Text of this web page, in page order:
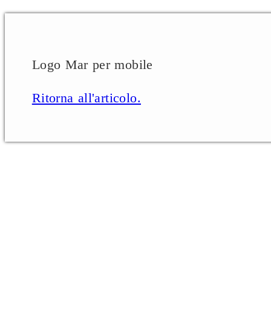
Logo Mar per mobile
Ritorna all'articolo.